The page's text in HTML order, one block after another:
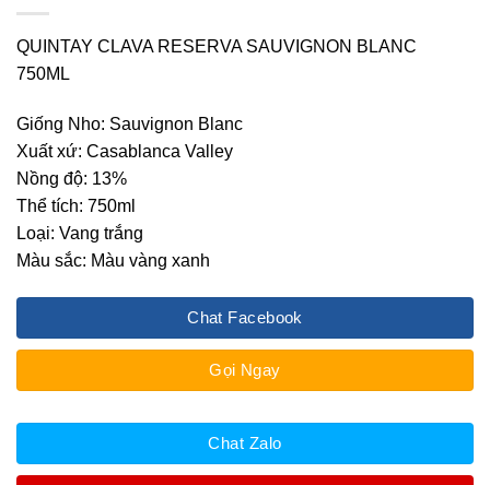
QUINTAY CLAVA RESERVA SAUVIGNON BLANC
750ML
Giống Nho: Sauvignon Blanc
Xuất xứ: Casablanca Valley
Nồng độ: 13%
Thể tích: 750ml
Loại: Vang trắng
Màu sắc: Màu vàng xanh
Chat Facebook
Gọi Ngay
Chat Zalo